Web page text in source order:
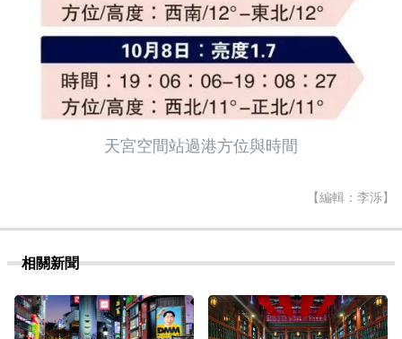
天宮空間站過港方位與時間
【編輯：李泺】
相關新聞